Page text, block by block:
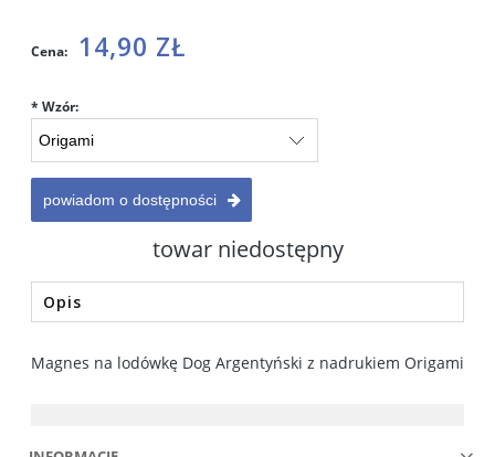
Cena: 14,90 ZŁ
* Wzór:
powiadom o dostępności
towar niedostępny
Opis
Magnes na lodówkę Dog Argentyński z nadrukiem Origami